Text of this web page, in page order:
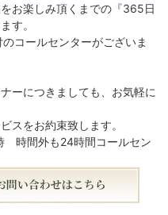
お楽しみ頂くまでの『365日
す。
コールセンターがございま
ーにつきましても、お気軽に
スをお約束致します。
時間外も24時間コールセン